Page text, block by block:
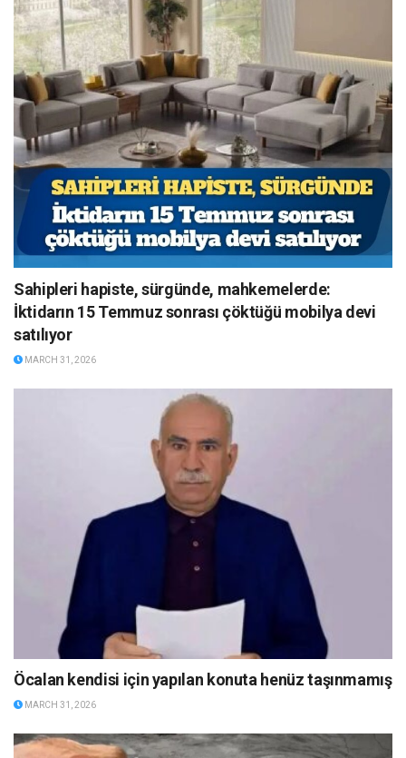
Sahipleri hapiste, sürgünde, mahkemelerde:
İktidarın 15 Temmuz sonrası çöktüğü mobilya devi
satılıyor
MARCH 31, 2026
Öcalan kendisi için yapılan konuta henüz taşınmamış
MARCH 31, 2026